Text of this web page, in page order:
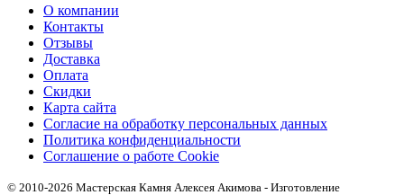
О компании
Контакты
Отзывы
Доставка
Оплата
Скидки
Карта сайта
Согласие на обработку персональных данных
Политика конфиденциальности
Соглашение о работе Cookie
© 2010-2026 Мастерская Камня Алексея Акимова - Изготовление